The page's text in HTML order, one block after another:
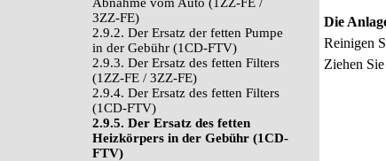
3ZZ-FE)
2.9.2. Der Ersatz der fetten Pumpe
in der Gebühr (1CD-FTV)
2.9.3. Der Ersatz des fetten Filters
(1ZZ-FE / 3ZZ-FE)
2.9.4. Der Ersatz des fetten Filters
(1CD-FTV)
2.9.5. Der Ersatz des fetten
Heizkörpers in der Gebühr (1CD-
FTV)
Die
Reinigen
Ziehen